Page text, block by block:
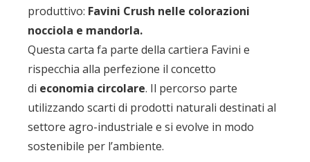
produttivo: Favini Crush nelle colorazioni
nocciola e mandorla.
Questa carta fa parte della cartiera Favini e
rispecchia alla perfezione il concetto
di economia circolare. Il percorso parte
utilizzando scarti di prodotti naturali destinati al
settore agro-industriale e si evolve in modo
sostenibile per l’ambiente.